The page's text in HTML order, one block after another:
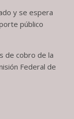
y se espera
público
de cobro de la
Federal de